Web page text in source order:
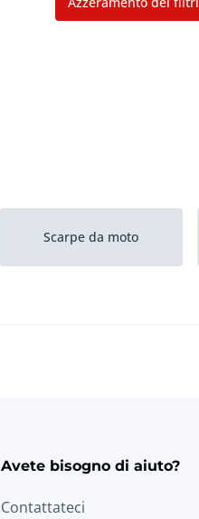
Scarpe da moto
Avete bisogno di aiuto?
Contattateci